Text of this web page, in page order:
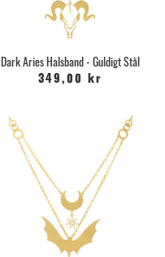
Dark Aries Halsband - Guldigt Stål
349,00 kr